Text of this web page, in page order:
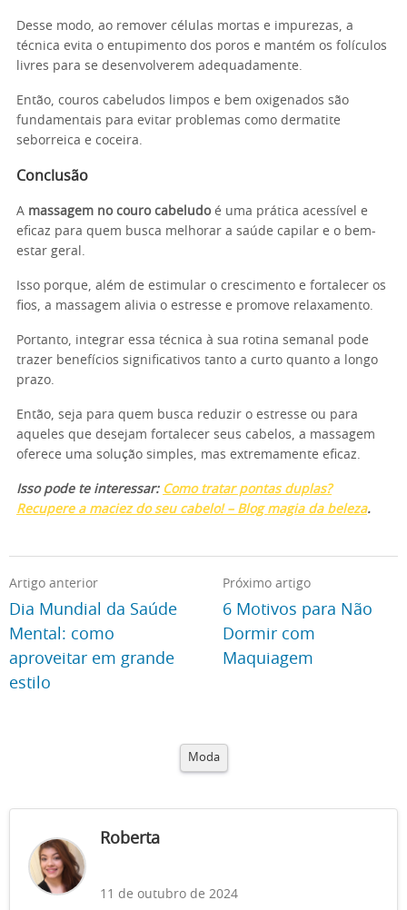
Desse modo, ao remover células mortas e impurezas, a
técnica evita o entupimento dos poros e mantém os folículos
livres para se desenvolverem adequadamente.
Então, couros cabeludos limpos e bem oxigenados são
fundamentais para evitar problemas como dermatite
seborreica e coceira.
Conclusão
A massagem no couro cabeludoé uma prática acessível e
eficaz para quem busca melhorar a saúde capilar e o bem-
estar geral.
Isso porque, além de estimular o crescimento e fortalecer os
fios, a massagem alivia o estresse e promove relaxamento.
Portanto, integrar essa técnica à sua rotina semanal pode
trazer benefícios significativos tanto a curto quanto a longo
prazo.
Então, seja para quem busca reduzir o estresse ou para
aqueles que desejam fortalecer seus cabelos, a massagem
oferece uma solução simples, mas extremamente eficaz.
Isso pode te interessar: Como tratar pontas duplas?
Recupere a maciez do seu cabelo! – Blog magia da beleza.
Artigo anterior
Dia Mundial da Saúde
Mental: como
aproveitar em grande
estilo
Próximo artigo
6 Motivos para Não
Dormir com
Maquiagem
Moda
Roberta
11 de outubro de 2024